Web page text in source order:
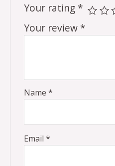
Your rating *
Your review *
Name *
Email *